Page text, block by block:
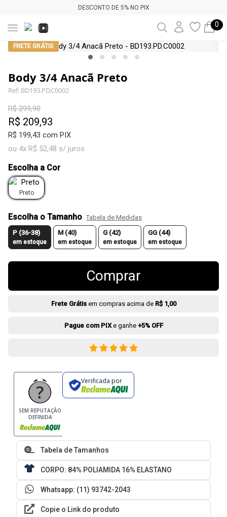
DESCONTO DE 5% NO PIX
0
FRETE GRÁTIS
Body 3/4 Anacã Preto
Ref: BD193.PD.C0002
R$ 299,90
R$ 209,93
R$ 199,43 com PIX
ou 4x R$ 52,48 s/ juros
Escolha a Cor
Preto
Escolha o Tamanho Tabela de Medidas
P (36-38)
em estoque
M (40)
em estoque
G (42)
em estoque
GG (44)
em estoque
Comprar
Frete Grátisem compras acima de R$ 1,00
Pague com PIXe ganhe +5% OFF
SEM REPUTAÇÃO
DEFINIDA
Verificada por
Tabela de Tamanhos
CORPO: 84% POLIAMIDA 16% ELASTANO
Whatsapp: (11) 93742-2043
Copie o Link do produto